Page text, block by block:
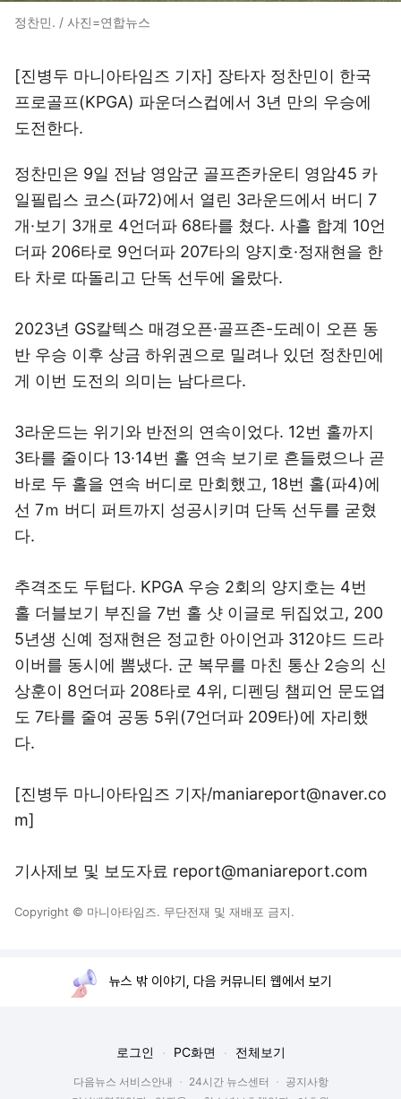
정찬민. / 사진=연합뉴스
[진병두 마니아타임즈 기자] 장타자 정찬민이 한국
프로골프(KPGA) 파운더스컵에서 3년 만의 우승에
도전한다.
정찬민은 9일 전남 영암군 골프존카운티 영암45 카
일필립스 코스(파72)에서 열린 3라운드에서 버디 7
개·보기 3개로 4언더파 68타를 쳤다. 사흘 합계 10언
더파 206타로 9언더파 207타의 양지호·정재현을 한
타 차로 따돌리고 단독 선두에 올랐다.
2023년 GS칼텍스 매경오픈·골프존-도레이 오픈 동
반 우승 이후 상금 하위권으로 밀려나 있던 정찬민에
게 이번 도전의 의미는 남다르다.
3라운드는 위기와 반전의 연속이었다. 12번 홀까지
3타를 줄이다 13·14번 홀 연속 보기로 흔들렸으나 곧
바로 두 홀을 연속 버디로 만회했고, 18번 홀(파4)에
선 7ｍ 버디 퍼트까지 성공시키며 단독 선두를 굳혔
다.
추격조도 두텁다. KPGA 우승 2회의 양지호는 4번
홀 더블보기 부진을 7번 홀 샷 이글로 뒤집었고, 200
5년생 신예 정재현은 정교한 아이언과 312야드 드라
이버를 동시에 뽐냈다. 군 복무를 마친 통산 2승의 신
상훈이 8언더파 208타로 4위, 디펜딩 챔피언 문도엽
도 7타를 줄여 공동 5위(7언더파 209타)에 자리했
다.
[진병두 마니아타임즈 기자/maniareport@naver.co
m]
기사제보 및 보도자료 report@maniareport.com
Copyright © 마니아타임즈. 무단전재 및 재배포 금지.
뉴스 밖 이야기, 다음 커뮤니티 웹에서 보기
로그인 PC화면 전체보기
다음뉴스 서비스안내 24시간 뉴스센터
공지사항